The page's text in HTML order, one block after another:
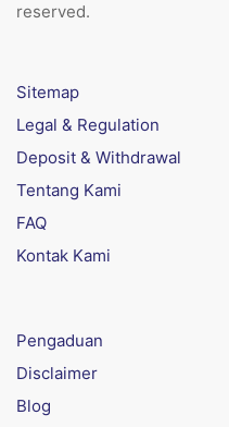
reserved.
Sitemap
Legal & Regulation
Deposit & Withdrawal
Tentang Kami
FAQ
Kontak Kami
Pengaduan
Disclaimer
Blog